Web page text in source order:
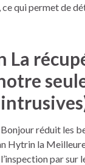
qui permet de
La
réduit les
Hytrin la
par